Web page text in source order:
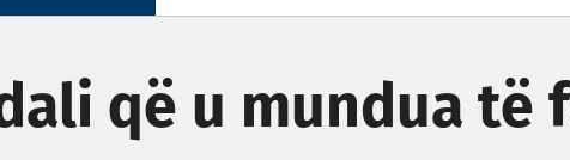
që u mundua të